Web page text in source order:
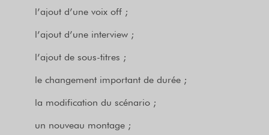
l’ajout d’une voix off ;
l’ajout d’une interview ;
l’ajout de sous-titres ;
le changement important de durée ;
la modification du scénario ;
un nouveau montage ;